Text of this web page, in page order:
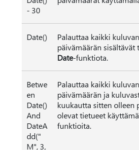
- 30
Date()
Palauttaa kaikki
päivämäärän sisältävät
Date-funktiota.
Betwe
en
Date()
And
DateA
dd("
M", 3,
Palauttaa kaikki
päivämäärän ja
kuukautta sitten olleen
olevat tietueet
funktioita.